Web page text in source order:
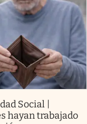
Social |
hayan trabajado